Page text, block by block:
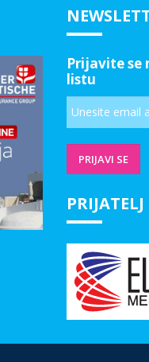
Prijavite se
listu